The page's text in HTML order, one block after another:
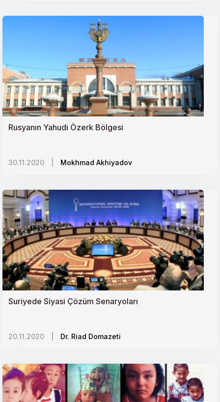
Rusyanın Yahudi Özerk Bölgesi
30.11.2020 Mokhmad Akhiyadov
Suriyede Siyasi Çözüm Senaryoları
20.11.2020 Dr. Riad Domazeti